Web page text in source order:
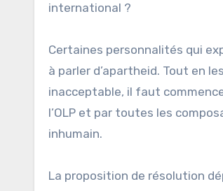
international ?
Certaines personnalités qui
à parler d’apartheid. Tout en
inacceptable, il faut
l’OLP et par toutes les
inhumain.
La proposition de résolution